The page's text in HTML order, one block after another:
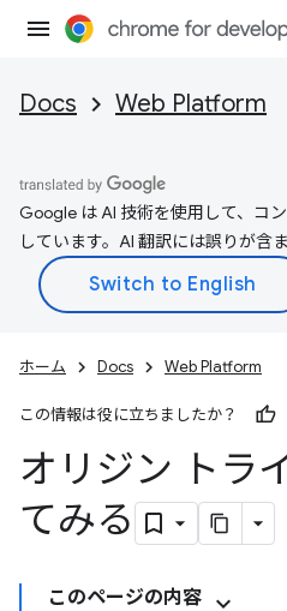
Docs Web Platform
Google は AI 技術を使用して、コ
しています。AI 翻訳には誤りが含
ホーム Docs Web Platform
この情報は役に立ちましたか？
オリジン トラ
てみる
このページの内容